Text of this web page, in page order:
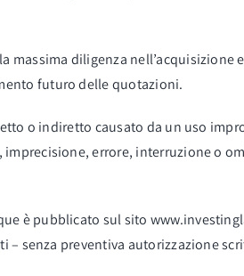
massima diligenza nell’acquisizione
futuro delle quotazioni.
o indiretto causato da un uso
errore, interruzione o
è pubblicato sul sito
senza preventiva autorizzazione